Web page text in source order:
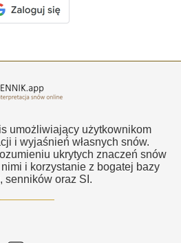
umożliwiający użytkownikom
i wyjaśnień własnych snów.
ukrytych znaczeń snów
i korzystanie z bogatej bazy
senników oraz SI.